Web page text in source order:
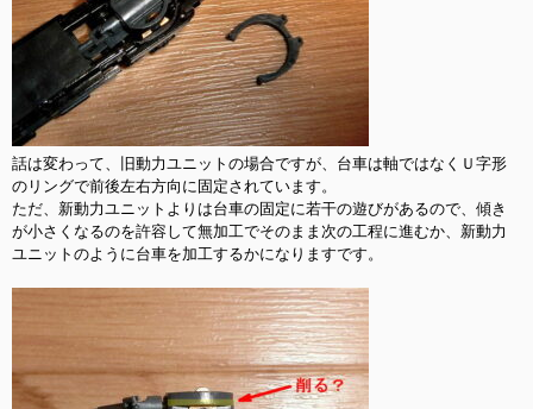
話は変わって、旧動力ユニットの場合ですが、台車は軸ではなくＵ字形
のリングで前後左右方向に固定されています。
ただ、新動力ユニットよりは台車の固定に若干の遊びがあるので、傾き
が小さくなるのを許容して無加工でそのまま次の工程に進むか、新動力
ユニットのように台車を加工するかになりますです。